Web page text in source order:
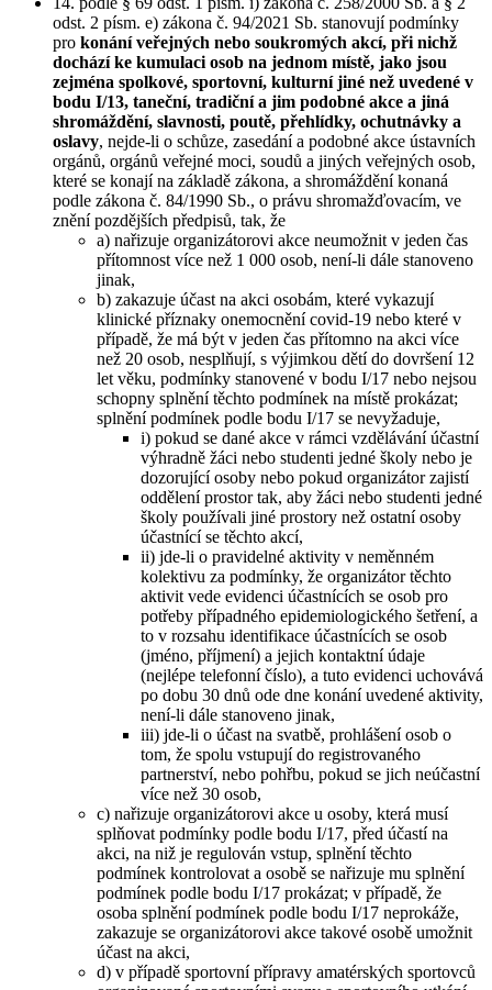
odst. 2 písm. e) zákona č. 94/2021 Sb. stanovují podmínky
pro konání veřejných nebo soukromých akcí, při nichž
dochází ke kumulaci osob na jednom místě, jako jsou
zejména spolkové, sportovní, kulturní jiné než uvedené v
bodu I/13, taneční, tradiční a jim podobné akce a jiná
shromáždění, slavnosti, poutě, přehlídky, ochutnávky a
oslavy, nejde-li o schůze, zasedání a podobné akce ústavních
orgánů, orgánů veřejné moci, soudů a jiných veřejných osob,
které se konají na základě zákona, a shromáždění konaná
podle zákona č. 84/1990 Sb., o právu shromažďovacím, ve
znění pozdějších předpisů, tak, že
a) nařizuje organizátorovi akce neumožnit v jeden čas
přítomnost více než 1 000 osob, není-li dále stanoveno
jinak,
b) zakazuje účast na akci osobám, které vykazují
klinické příznaky onemocnění covid-19 nebo které v
případě, že má být v jeden čas přítomno na akci více
než 20 osob, nesplňují, s výjimkou dětí do dovršení 12
let věku, podmínky stanovené v bodu I/17 nebo nejsou
schopny splnění těchto podmínek na místě prokázat;
splnění podmínek podle bodu I/17 se nevyžaduje,
i) pokud se dané akce v rámci vzdělávání účastní
výhradně žáci nebo studenti jedné školy nebo je
dozorující osoby nebo pokud organizátor zajistí
oddělení prostor tak, aby žáci nebo studenti jedné
školy používali jiné prostory než ostatní osoby
účastnící se těchto akcí,
ii) jde-li o pravidelné aktivity v neměnném
kolektivu za podmínky, že organizátor těchto
aktivit vede evidenci účastnících se osob pro
potřeby případného epidemiologického šetření, a
to v rozsahu identifikace účastnících se osob
(jméno, příjmení) a jejich kontaktní údaje
(nejlépe telefonní číslo), a tuto evidenci uchovává
po dobu 30 dnů ode dne konání uvedené aktivity,
není-li dále stanoveno jinak,
iii) jde-li o účast na svatbě, prohlášení osob o
tom, že spolu vstupují do registrovaného
partnerství, nebo pohřbu, pokud se jich neúčastní
více než 30 osob,
c) nařizuje organizátorovi akce u osoby, která musí
splňovat podmínky podle bodu I/17, před účastí na
akci, na niž je regulován vstup, splnění těchto
podmínek kontrolovat a osobě se nařizuje mu splnění
podmínek podle bodu I/17 prokázat; v případě, že
osoba splnění podmínek podle bodu I/17 neprokáže,
zakazuje se organizátorovi akce takové osobě umožnit
účast na akci,
d) v případě sportovní přípravy amatérských sportovců